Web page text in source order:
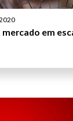
em
às 18h.
feira.